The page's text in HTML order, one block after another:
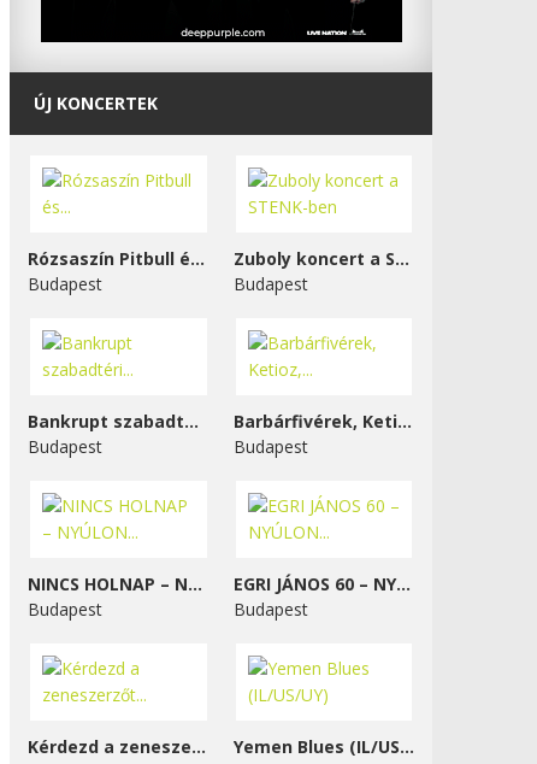
ÚJ KONCERTEK
Rózsaszín Pitbull és...
Budapest
Zuboly koncert a STENK-ben
Budapest
Bankrupt szabadtéri...
Budapest
Barbárfivérek, Ketioz,...
Budapest
NINCS HOLNAP – NYÚLON...
Budapest
EGRI JÁNOS 60 – NYÚLON...
Budapest
Kérdezd a zeneszerzőt...
Yemen Blues (IL/US/UY)